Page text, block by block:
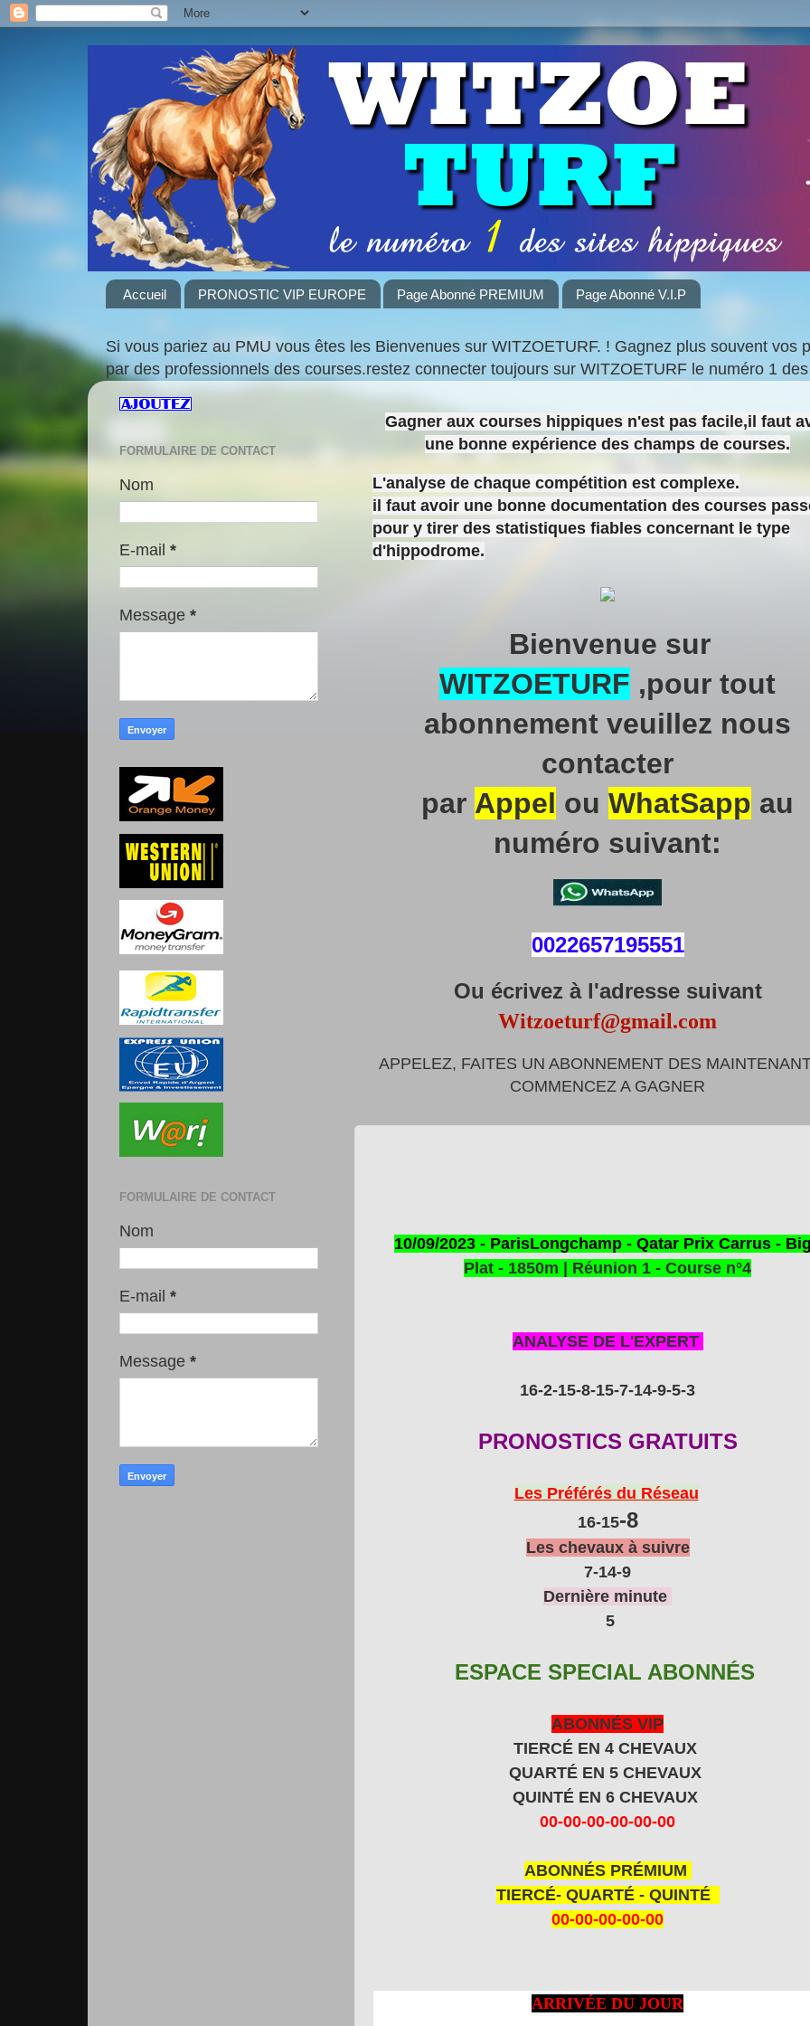
Accueil PRONOSTIC VIP EUROPE Page Abonné PREMIUM Page Abonné V.I.P
Si vous pariez au PMU vous êtes les Bienvenues sur WITZOETURF. ! Gagnez plus souvent vos
par des professionnels des courses.restez connecter toujours sur WITZOETURF le numéro 1
Gagner aux courses hippiques n'est pas facile,il faut
une bonne expérience des champs de courses.
L'analyse de chaque compétition est complexe.
il faut avoir une bonne documentation des courses
pour y tirer des statistiques fiables concernant le type
d'hippodrome.
Bienvenue sur
WITZOETURF ,pour tout
abonnement veuillez nous
contacter
par Appel ou WhatSapp au
numéro suivant:
0022657195551
Ou écrivez à l'adresse suivant
Witzoeturf@gmail.com
APPELEZ, FAITES UN ABONNEMENT DES
COMMENCEZ A GAGNER
10/09/2023 - ParisLongchamp - Qatar Prix Carrus -
Plat - 1850m | Réunion 1 - Course n°4
ANALYSE DE L'EXPERT
16-2-15-8-15-7-14-9-5-3
PRONOSTICS GRATUITS
Les Préférés du Réseau
16-15-8
Les chevaux à suivre
7-14-9
Dernière minute
5
ESPACE SPECIAL ABONNÉS
ABONNÉS VIP
TIERCÉ EN 4 CHEVAUX
QUARTÉ EN 5 CHEVAUX
QUINTÉ EN 6 CHEVAUX
00-00-00-00-00-00
ABONNÉS PRÉMIUM
TIERCÉ- QUARTÉ - QUINTÉ
00-00-00-00-00
ARRIVÉE DU JOUR
FORMULAIRE DE CONTACT
Nom
E-mail *
Message *
FORMULAIRE DE CONTACT
Nom
E-mail *
Message *